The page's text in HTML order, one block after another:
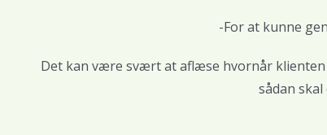
-For at kunne
Det kan være svært at aflæse hvornår
sådan